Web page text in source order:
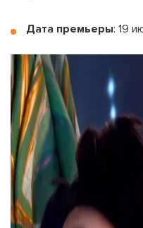
Дата премьеры: 19
Имя пользователя:
Номер карты лояльности:
Бонусов на счету:
Кэшбек-бонусов на счету:
ВОЙТИ
Желаю
100